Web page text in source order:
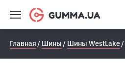
Главная Шины Шины WestLake